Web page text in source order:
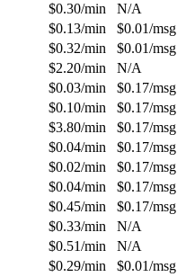
$0.30/min
N/A
$0.13/min $0.01/msg
$0.32/min $0.01/msg
$2.20/min
N/A
$0.03/min $0.17/msg
$0.10/min $0.17/msg
$3.80/min $0.17/msg
$0.04/min $0.17/msg
$0.02/min $0.17/msg
$0.04/min $0.17/msg
$0.45/min $0.17/msg
$0.33/min
N/A
$0.51/min
N/A
$0.29/min $0.01/msg